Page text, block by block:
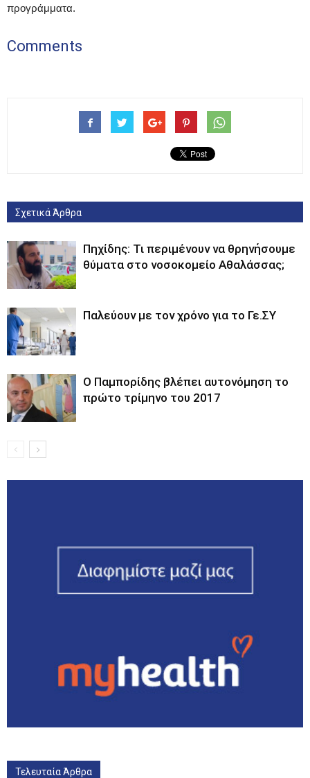
προγράμματα.
Comments
Σχετικά Άρθρα
Πηχίδης: Τι περιμένουν να θρηνήσουμε
θύματα στο νοσοκομείο Αθαλάσσας;
Παλεύουν με τον χρόνο για το Γε.ΣΥ
Ο Παμπορίδης βλέπει αυτονόμηση το
πρώτο τρίμηνο του 2017
Τελευταία Άρθρα